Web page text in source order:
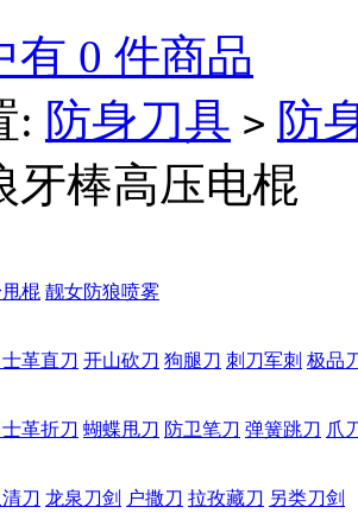
有 0 件商品
: 防身刀具 > 防
牙棒高压电棍
棍 靓女防狼喷雾
革直刀 开山砍刀 狗腿刀 刺刀军刺 极品
革折刀 蝴蝶甩刀 防卫笔刀 弹簧跳刀 爪
刀 龙泉刀剑 户撒刀 拉孜藏刀 另类刀剑